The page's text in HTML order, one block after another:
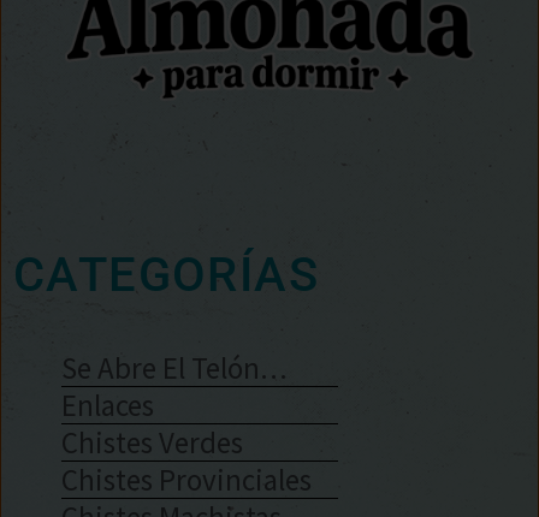
CATEGORÍAS
Se Abre El Telón…
Enlaces
Chistes Verdes
Chistes Provinciales